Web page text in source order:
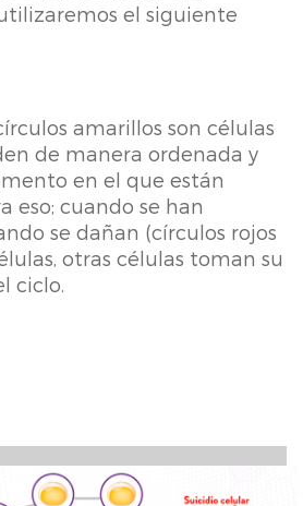
el siguiente
amarillos son células
de manera ordenada y
en el que están
eso; cuando se han
se dañan (círculos rojos
otras células toman su
ciclo.